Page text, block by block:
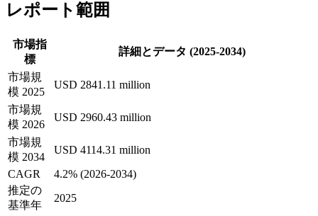
レポート範囲
市場指
標
詳細とデータ (2025-2034)
市場規
模 2025
USD 2841.11 million
市場規
模 2026
USD 2960.43 million
市場規
模 2034
USD 4114.31 million
CAGR
4.2% (2026-2034)
推定の
基準年
2025